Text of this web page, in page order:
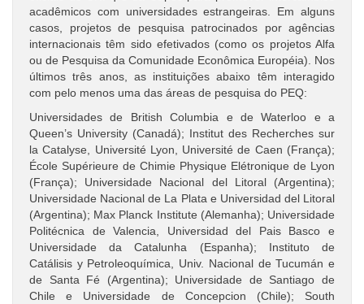
acadêmicos com universidades estrangeiras. Em alguns
casos, projetos de pesquisa patrocinados por agências
internacionais têm sido efetivados (como os projetos Alfa
ou de Pesquisa da Comunidade Econômica Européia). Nos
últimos três anos, as instituições abaixo têm interagido
com pelo menos uma das áreas de pesquisa do PEQ:
Universidades de British Columbia e de Waterloo e a
Queen’s University (Canadá); Institut des Recherches sur
la Catalyse, Université Lyon, Université de Caen (França);
École Supérieure de Chimie Physique Elétronique de Lyon
(França); Universidade Nacional del Litoral (Argentina);
Universidade Nacional de La Plata e Universidad del Litoral
(Argentina); Max Planck Institute (Alemanha); Universidade
Politécnica de Valencia, Universidad del Pais Basco e
Universidade da Catalunha (Espanha); Instituto de
Catálisis y Petroleoquímica, Univ. Nacional de Tucumán e
de Santa Fé (Argentina); Universidade de Santiago de
Chile e Universidade de Concepcion (Chile); South